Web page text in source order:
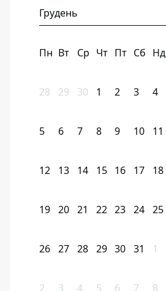
Грудень
Пн Вт Ср Чт Пт Сб Нд
28 29 30 1 2 3 4
5 6 7 8 9 10 11
12 13 14 15 16 17 18
19 20 21 22 23 24 25
26 27 28 29 30 31 1
2 3 4 5 6 7 8